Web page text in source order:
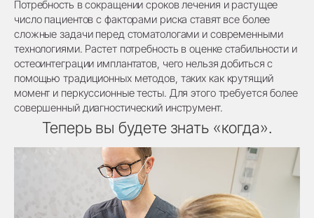
Потребность в сокращении сроков лечения и растущее
число пациентов с факторами риска ставят все более
сложные задачи перед стоматологами и современными
технологиями. Растет потребность в оценке стабильности и
остеоинтеграции имплантатов, чего нельзя добиться с
помощью традиционных методов, таких как крутящий
момент и перкуссионные тесты. Для этого требуется более
совершенный диагностический инструмент.
Теперь вы будете знать «когда».